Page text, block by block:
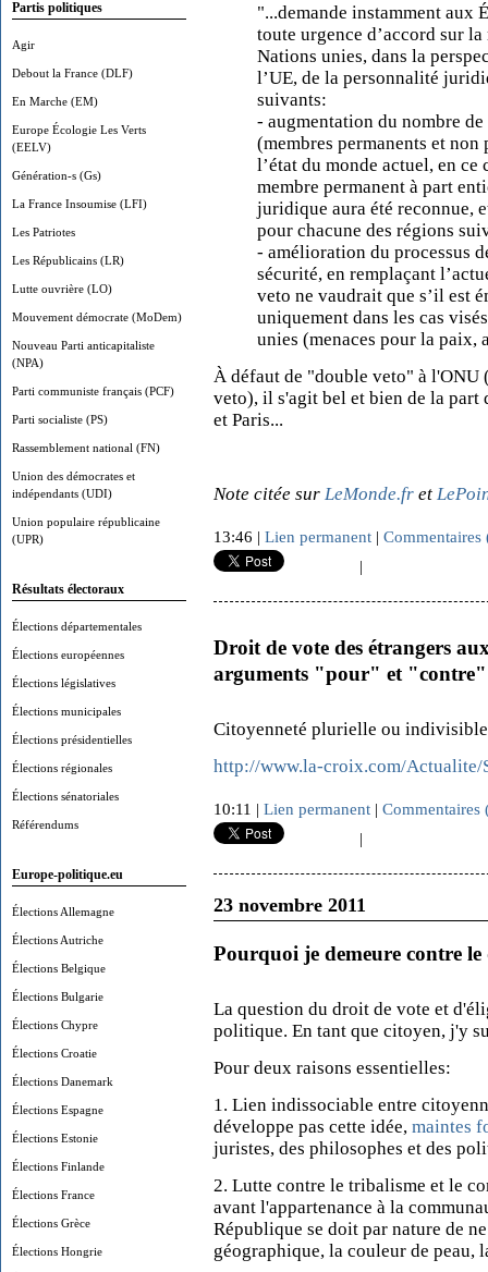
Partis politiques
Agir
Debout la France (DLF)
En Marche (EM)
Europe Écologie Les Verts
(EELV)
Génération-s (Gs)
La France Insoumise (LFI)
Les Patriotes
Les Républicains (LR)
Lutte ouvrière (LO)
Mouvement démocrate (MoDem)
Nouveau Parti anticapitaliste
(NPA)
Parti communiste français (PCF)
Parti socialiste (PS)
Rassemblement national (FN)
Union des démocrates et
indépendants (UDI)
Union populaire républicaine
(UPR)
Résultats électoraux
Élections départementales
Élections européennes
Élections législatives
Élections municipales
Élections présidentielles
Élections régionales
Élections sénatoriales
Référendums
Europe-politique.eu
Élections Allemagne
Élections Autriche
Élections Belgique
Élections Bulgarie
Élections Chypre
Élections Croatie
Élections Danemark
Élections Espagne
Élections Estonie
Élections Finlande
Élections France
Élections Grèce
Élections Hongrie
"...demande instamment aux
toute urgence d’accord sur
Nations unies, dans la
l’UE, de la personnalité
suivants:
- augmentation du nombre
(membres permanents et
l’état du monde actuel, en
membre permanent à part
juridique aura été reconnue,
pour chacune des régions
- amélioration du processus
sécurité, en remplaçant
veto ne vaudrait que s’il est
uniquement dans les cas
unies (menaces pour la paix,
À défaut de "double veto" à l'ONU
veto), il s'agit bel et bien de la part
et Paris...
Note citée sur LeMonde.fr et
13:46 | Lien permanent | Commentaires
|
Droit de vote des étrangers
arguments "pour" et "contre"
Citoyenneté plurielle ou
http://www.la-croix.com/Actualite/
10:11 | Lien permanent | Commentaires
|
23 novembre 2011
Pourquoi je demeure contre
La question du droit de vote et
politique. En tant que citoyen, j'y
Pour deux raisons essentielles:
1. Lien indissociable entre
développe pas cette idée, maintes
juristes, des philosophes et des
2. Lutte contre le tribalisme et le
avant l'appartenance à la
République se doit par nature de
géographique, la couleur de peau,